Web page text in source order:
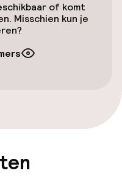
of komt
Misschien kun je